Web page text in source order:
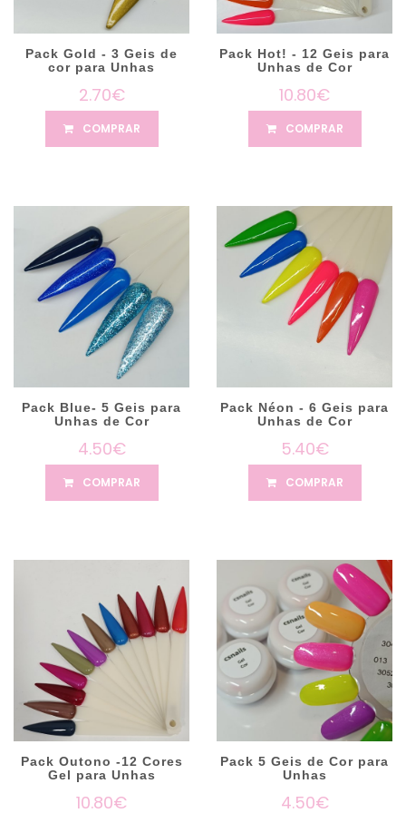
Pack Gold - 3 Geis de
cor para Unhas
2.70€
COMPRAR
Pack Hot! - 12 Geis para
Unhas de Cor
10.80€
COMPRAR
Pack Blue- 5 Geis para
Unhas de Cor
4.50€
COMPRAR
Pack Néon - 6 Geis para
Unhas de Cor
5.40€
COMPRAR
Pack Outono -12 Cores
Gel para Unhas
10.80€
Pack 5 Geis de Cor para
Unhas
4.50€